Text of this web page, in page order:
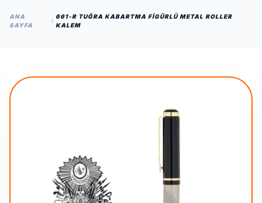
ANA
SAYFA
661-R TUĞRA KABARTMA FIGÜRLÜ METAL ROLLER
KALEM